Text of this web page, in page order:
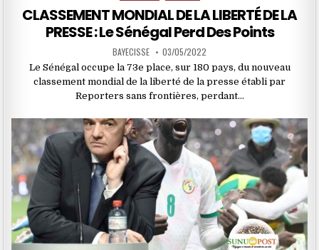
in
CLASSEMENT MONDIAL DE LA LIBERTÉ DE LA
PRESSE : Le Sénégal Perd Des Points
BAYECISSE 03/05/2022
Le Sénégal occupe la 73e place, sur 180 pays, du nouveau
classement mondial de la liberté de la presse établi par
Reporters sans frontières, perdant…